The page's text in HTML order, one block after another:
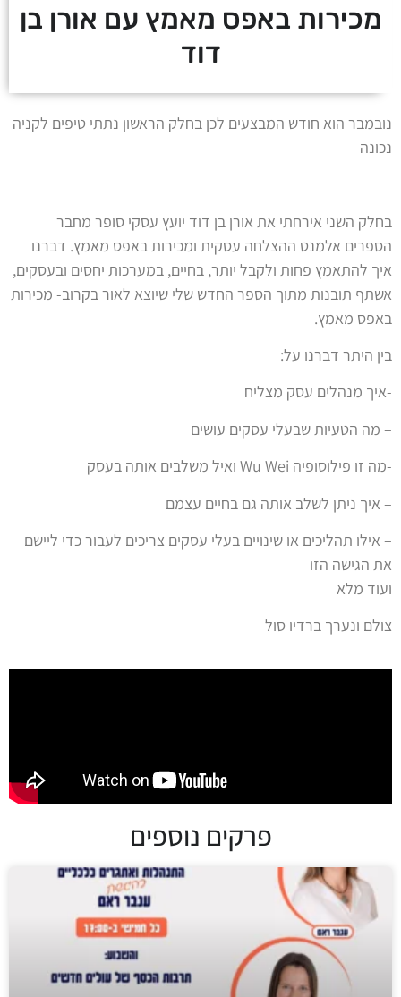
מכירות באפס מאמץ עם אורן בן
דוד
נובמבר הוא חודש המבצעים לכן בחלק הראשון נתתי טיפים לקניה
נכונה
בחלק השני אירחתי את אורן בן דוד יועץ עסקי סופר מחבר
הספרים אלמנט ההצלחה עסקית ומכירות באפס מאמץ. דברנו
איך להתאמץ פחות ולקבל יותר, בחיים, במערכות יחסים ובעסקים,
אשתף תובנות מתוך הספר החדש שלי שיוצא לאור בקרוב- מכירות
באפס מאמץ.
בין היתר דברנו על:
-איך מנהלים עסק מצליח
– מה הטעיות שבעלי עסקים עושים
-מה זו פילוסופיה Wu Wei ואיל משלבים אותה בעסק
– איך ניתן לשלב אותה גם בחיים עצמם
– אילו תהליכים או שינויים בעלי עסקים צריכים לעבור כדי ליישם
את הגישה הזו
ועוד מלא
צולם ונערך ברדיו סול
פרקים נוספים